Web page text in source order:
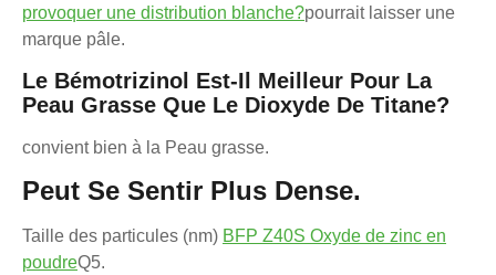
provoquer une distribution blanche?pourrait laisser une
marque pâle.
Le Bémotrizinol Est-Il Meilleur Pour La
Peau Grasse Que Le Dioxyde De Titane?
convient bien à la Peau grasse.
Peut Se Sentir Plus Dense.
Taille des particules (nm) BFP Z40S Oxyde de zinc en
poudreQ5.